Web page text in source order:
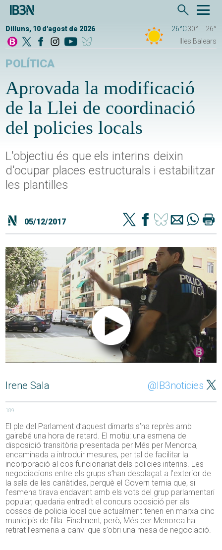
Dilluns, 10 d'agost de 2026 26°C30°
26°
Illes Balears
POLÍTICA
Aprovada la modificació
de la Llei de coordinació
del policies locals
L'objectiu és que els interins deixin
d'ocupar places estructurals i estabilitzar
les plantilles
05/12/2017
Irene Sala @IB3noticies
189
El ple del Parlament d’aquest dimarts s’ha reprès amb
gairebé una hora de retard. El motiu: una esmena de
disposició transitòria presentada per Més per Menorca,
encaminada a introduir mesures, per tal de facilitar la
incorporació al cos funcionariat dels policies interins. Les
negociacions entre els grups s’han desplaçat a l’exterior de
la sala de les cariàtides, perquè el Govern temia que, si
l’esmena tirava endavant amb els vots del grup parlamentari
popular, quedaria entredit el concurs oposició per als
cossos de policia local que actualment tenen en marxa cinc
municipis de l’illa. Finalment, però, Més per Menorca ha
retirat l’esmena a canvi que s’obri una mesa de negociació.